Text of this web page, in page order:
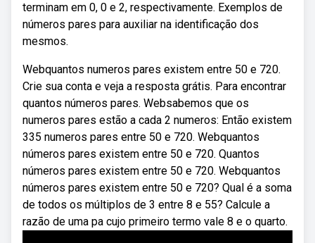
terminam em 0, 0 e 2, respectivamente. Exemplos de
números pares para auxiliar na identificação dos
mesmos.
Webquantos numeros pares existem entre 50 e 720.
Crie sua conta e veja a resposta grátis. Para encontrar
quantos números pares. Websabemos que os
numeros pares estão a cada 2 numeros: Então existem
335 numeros pares entre 50 e 720. Webquantos
números pares existem entre 50 e 720. Quantos
números pares existem entre 50 e 720. Webquantos
números pares existem entre 50 e 720? Qual é a soma
de todos os múltiplos de 3 entre 8 e 55? Calcule a
razão de uma pa cujo primeiro termo vale 8 e o quarto.